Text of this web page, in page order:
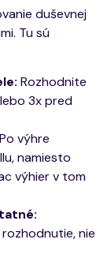
duševnej
Tu sú
Rozhodnite
3x pred
Po výhre
namiesto
výhier v tom
nie